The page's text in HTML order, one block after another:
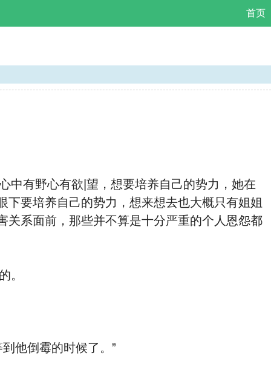
首页
有野心有欲|望，想要培养自己的势力，她在
要培养自己的势力，想来想去也大概只有姐姐
关系面前，那些并不算是十分严重的个人恩怨都
。
他倒霉的时候了。”